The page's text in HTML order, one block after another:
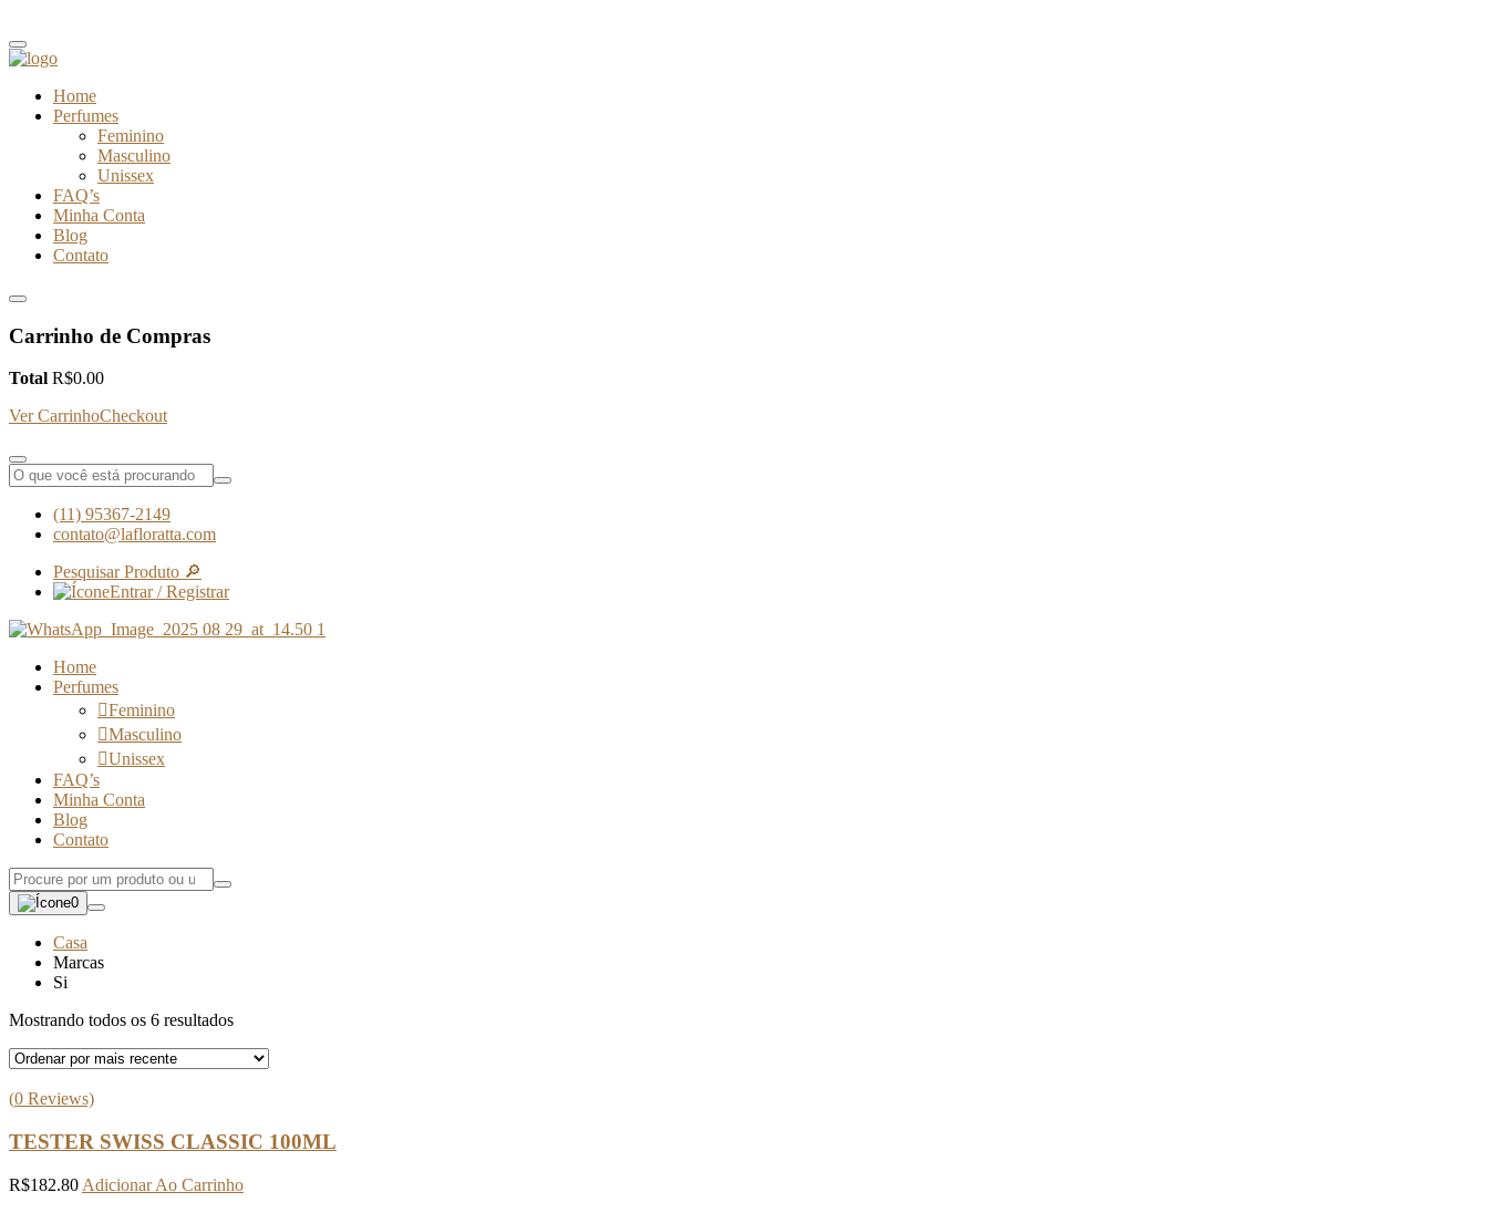
Home
Perfumes
Feminino
Masculino
Unissex
FAQ’s
Minha Conta
Blog
Contato
Carrinho de Compras
Total R$0.00
Ver CarrinhoCheckout
(11) 95367-2149
contato@lafloratta.com
Pesquisar Produto 🔎
Entrar / Registrar
Home
Perfumes
Feminino
Masculino
Unissex
FAQ’s
Minha Conta
Blog
Contato
0
Casa
Marcas
Si
Mostrando todos os 6 resultadosClassificado
mais
(0 Reviews)
TESTER SWISS CLASSIC 100ML
R$182.80 Adicionar Ao Carrinho